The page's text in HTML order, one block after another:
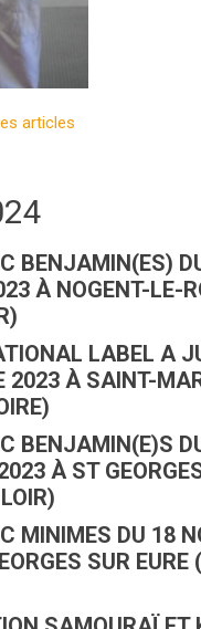
articles
BENJAMIN(ES)
À NOGENT-LE-
LABEL A
2023 À SAINT-
BENJAMIN(E)S
À ST
MINIMES DU 18
SUR EURE